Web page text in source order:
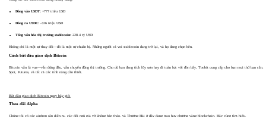
Dòng vào USDT:+777 triệu USD
Dòng ra USDC:-326 triệu USD
Tổng vốn hóa thị trường stablecoin:228.4 tỷ USD
Không chỉ là một sự thay đổi—đó là một sự chuẩn bị. Những người cá voi stablecoin đang trở lại, và họ đang chọn bên.
Cách bắt đầu giao dịch Bitcoin
Bitcoin vẫn là vua—vẫn đứng đầu, vẫn chuyển động thị trường. Cho dù bạn đang tích lũy sats hay đi toàn lực với đòn bẩy, Toobit cung cấp cho bạn mọi thứ bạn cần.
Spot, Futures, và tất cả các tính năng cần thiết.
Bắt đầu giao dịch Bitcoin ngay bây giờ.
Theo dõi Alpha
Chúng tôi có các airdrop sắp diễn ra, các đội ngũ giả vờ không bán tháo, và Thượng Hải ở đây đang trao huy chương vàng blockchain. Hãy cùng tìm hiểu.